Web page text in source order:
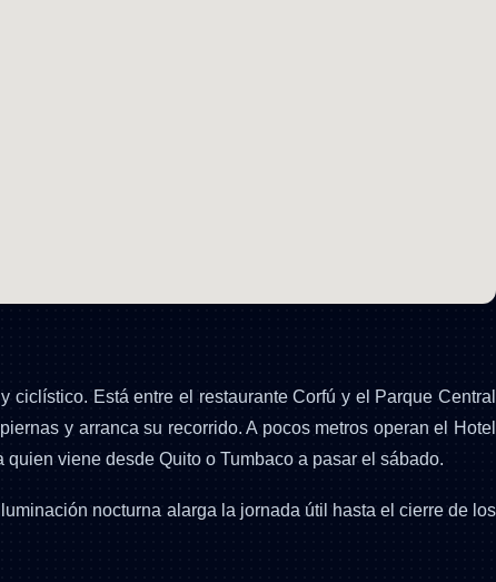
Está entre el restaurante Corfú y el Parque Central
y arranca su recorrido. A pocos metros operan el Hotel
viene desde Quito o Tumbaco a pasar el sábado.
nocturna alarga la jornada útil hasta el cierre de los